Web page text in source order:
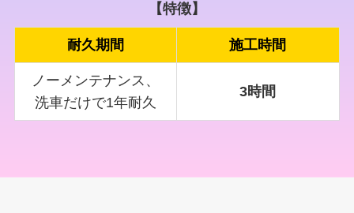
【特徴】
耐久期間 施工時間
ノーメンテナンス、
洗車だけで1年耐久
3時間